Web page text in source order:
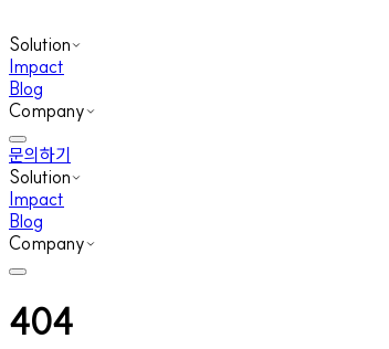
Solution
Impact
Blog
Company
문의하기
Solution
Impact
Blog
Company
404